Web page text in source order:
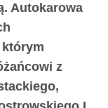
Autokarowa
z